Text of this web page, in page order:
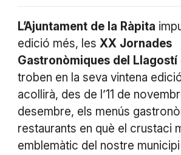
L’Ajuntament de la Ràpita
edició més, les XX Jornades
Gastronòmiques del Llagostí
troben en la seva vintena
acollirà, des de l’11 de
desembre, els menús
restaurants en què el crustaci
emblemàtic del nostre